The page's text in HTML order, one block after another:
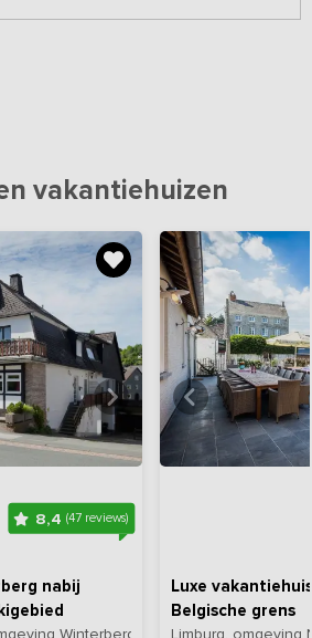
vakantiehuizen
8,4 (47 reviews)
nabij
foto's
Luxe
Belgische grens
Bekijk